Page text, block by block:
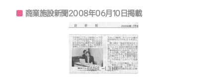
商業施設新聞2008年06月10日掲載